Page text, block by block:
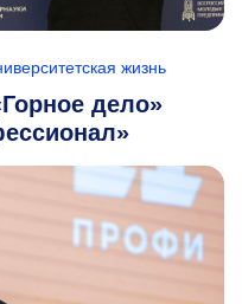
жизнь
дело»